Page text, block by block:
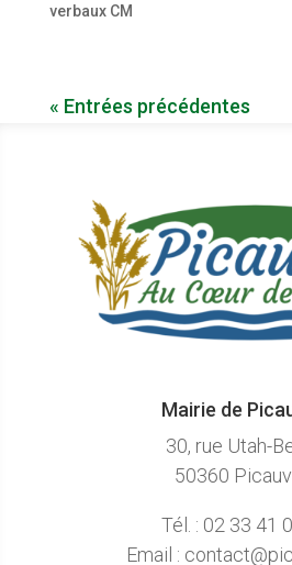
verbaux CM
« Entrées précédentes
Mairie de
30, rue Utah-
50360
Tél. : 02 33 41
Email :